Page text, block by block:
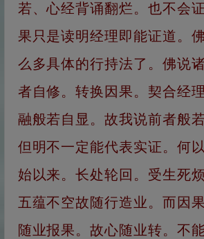
若、心经背诵翻烂。也不会
果只是读明经理即能证道。
么多具体的行持法了。佛说
者自修。转换因果。契合经
融般若自显。故我说前者般
但明不一定能代表实证。何
始以来。长处轮回。受生死
五蕴不空故随行造业。而因
随业报果。故心随业转。不